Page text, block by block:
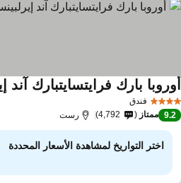
فندق
9.2 ممتاز 4,792 رست
اختر التواريخ لمشاهدة الأسعار المحددة